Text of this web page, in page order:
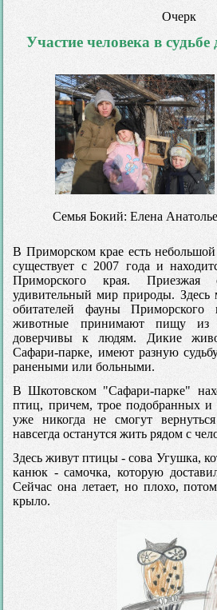
Очерк
Участие человека в
Семья Бокий: Елена
В Приморском крае есть
существует с 2007 года и
Приморского края.
удивительный мир природы. Здесь
обитателей фауны
животные принимают пищу
доверчивы к людям. Дикие
Сафари-парке, имеют разную
ранеными или больными.
В Шкотовском "Сафари-парке"
птиц, причем, трое подобранных
уже никогда не смогут
навсегда останутся жить рядом с
Здесь живут птицы - сова Угушка,
канюк - самочка, которую
Сейчас она летает, но плохо,
крыло.